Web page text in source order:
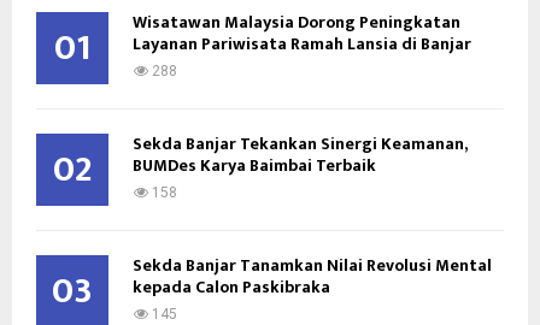
o
R
01 Wisatawan Malaysia Dorong Peningkatan
Layanan Pariwisata Ramah Lansia di Banjar
288
02 Sekda Banjar Tekankan Sinergi Keamanan,
BUMDes Karya Baimbai Terbaik
158
03 Sekda Banjar Tanamkan Nilai Revolusi Mental
kepada Calon Paskibraka
145